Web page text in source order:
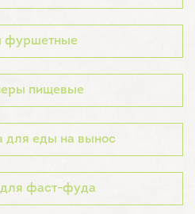
фуршетные
пищевые
для еды на вынос
для фаст-фуда